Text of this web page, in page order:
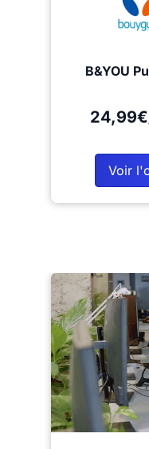
B&YOU
Voir